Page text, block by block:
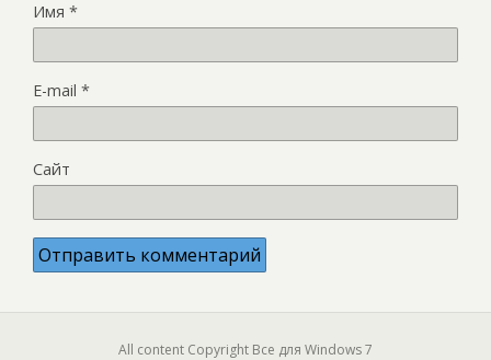
Имя *
E-mail *
Сайт
All content Copyright Все для Windows 7